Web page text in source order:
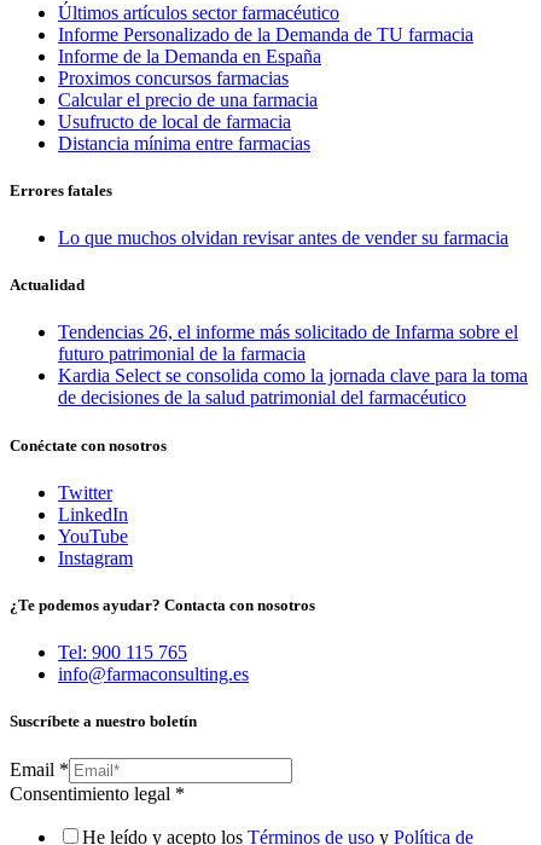
Últimos artículos sector farmacéutico
Informe Personalizado de la Demanda de TU farmacia
Informe de la Demanda en España
Proximos concursos farmacias
Calcular el precio de una farmacia
Usufructo de local de farmacia
Distancia mínima entre farmacias
Errores fatales
Lo que muchos olvidan revisar antes de vender su farmacia
Actualidad
Tendencias 26, el informe más solicitado de Infarma sobre el
futuro patrimonial de la farmacia
Kardia Select se consolida como la jornada clave para la toma
de decisiones de la salud patrimonial del farmacéutico
Conéctate con nosotros
Twitter
LinkedIn
YouTube
Instagram
¿Te podemos ayudar? Contacta con nosotros
Tel: 900 115 765
info@farmaconsulting.es
Suscríbete a nuestro boletín
Email *
Consentimiento legal *
He leído y acepto los Términos de uso y Política de